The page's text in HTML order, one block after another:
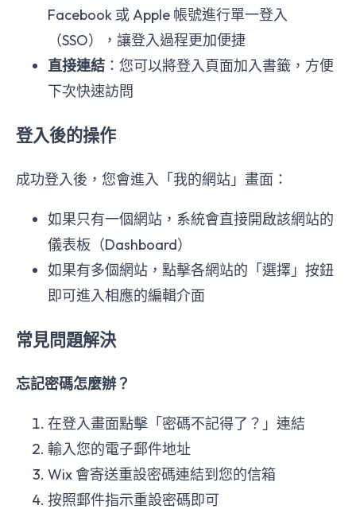
Facebook 或 Apple 帳號進行單一登入
（SSO），讓登入過程更加便捷
直接連結 ：您可以將登入頁面加入書籤，方便
下次快速訪問
登入後的操作
成功登入後，您會進入「我的網站」畫面：
如果只有一個網站，系統會直接開啟該網站的
儀表板（Dashboard）
如果有多個網站，點擊各網站的「選擇」按鈕
即可進入相應的編輯介面
常見問題解決
忘記密碼怎麼辦？
在登入畫面點擊「密碼不記得了？」連結
輸入您的電子郵件地址
Wix 會寄送重設密碼連結到您的信箱
按照郵件指示重設密碼即可